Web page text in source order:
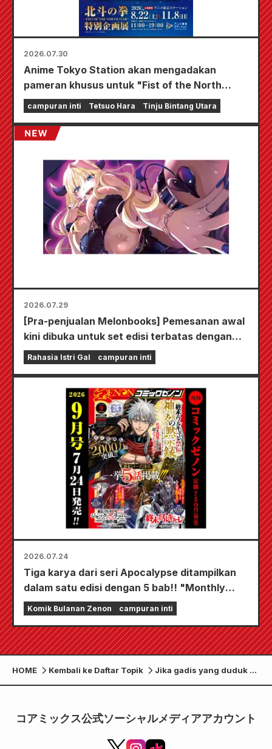
2026.07.30
Anime Tokyo Station akan mengadakan
pameran khusus untuk "Fist of the North
Star"!!
campuran inti Tetsuo Hara Tinju Bintang Utara
2026.07.29
[Pra-penjualan Melonbooks] Pemesanan awal
kini dibuka untuk set edisi terbatas dengan
playmat spesial yang menampilkan ilustrasi
Fuyuki Tojo yang sangat indah karya Kudou!
Bride" dijadwalkan rilis pada 20 Oktober!
Rahasia Istri Gal campuran inti
2026.07.24
Tiga karya dari seri Apocalypse ditampilkan
dalam satu edisi dengan 5 bab!! "Monthly
Comic Zenon edisi September 2026" akan
mulai dijual pada tanggal 24 Juli!!
Komik Bulanan Zenon campuran inti
HOME Kembali ke Daftar Topik
Jika gadis yang duduk di
sebelahmu adalah gadis
“Girlfriend Beyond the
20 Februari!
コアミックス公式ソーシャルメディアアカウント